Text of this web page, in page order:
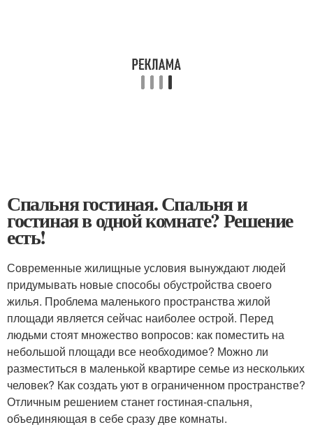
Спальня гостиная. Спальня и
гостиная в одной комнате? Решение
есть!
Современные жилищные условия вынуждают людей
придумывать новые способы обустройства своего
жилья. Проблема маленького пространства жилой
площади является сейчас наиболее острой. Перед
людьми стоят множество вопросов: как поместить на
небольшой площади все необходимое? Можно ли
разместиться в маленькой квартире семье из нескольких
человек? Как создать уют в ограниченном пространстве?
Отличным решением станет гостиная-спальня,
объединяющая в себе сразу две комнаты.